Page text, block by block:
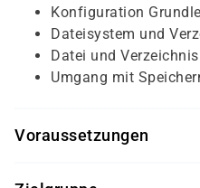
Konfiguration
Dateisystem und
Datei und
Umgang mit
Voraussetzungen